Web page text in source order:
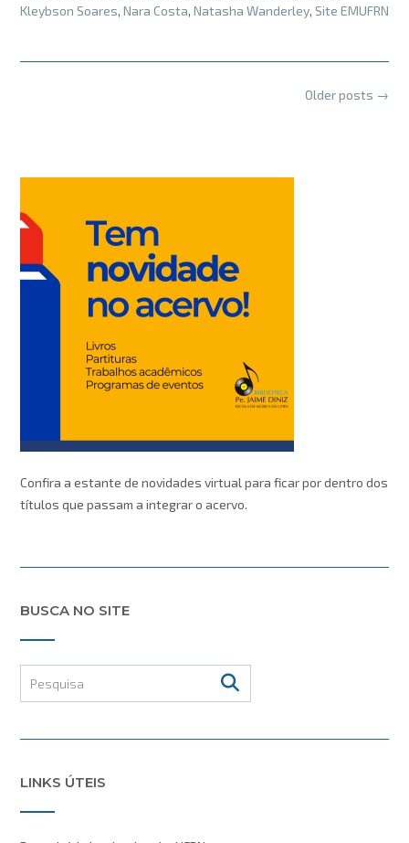
Kleybson Soares, Nara Costa, Natasha Wanderley, Site EMUFRN
Older posts →
Confira a estante de novidades virtual para ficar por dentro dos
títulos que passam a integrar o acervo.
BUSCA NO SITE
LINKS ÚTEIS